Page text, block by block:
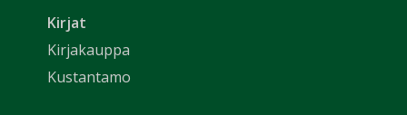
Kirjat
Kirjakauppa
Kustantamo